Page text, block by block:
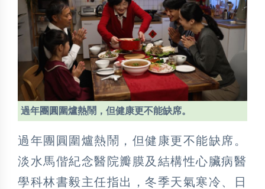
過年團圓圍爐熱鬧，但健康更不能缺席。
過年團圓圍爐熱鬧，但健康更不能缺席。
淡水馬偕紀念醫院瓣膜及結構性心臟病醫
學科林書毅主任指出，冬季天氣寒冷、日